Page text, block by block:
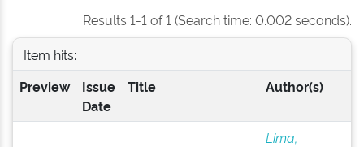
Results 1-1 of 1 (Search time: 0.002 seconds).
Item hits:
Preview
Issue
Date
Title Author(s)
Lima,